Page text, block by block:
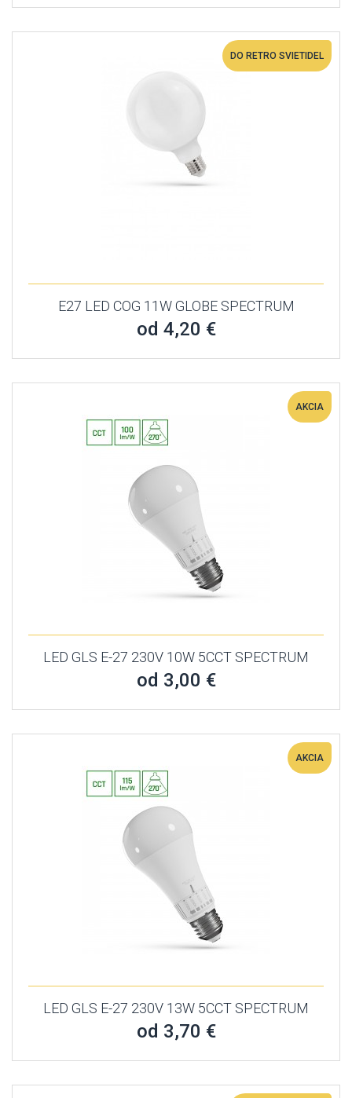
DO RETRO SVIETIDEL
E27 LED COG 11W GLOBE SPECTRUM
od 4,20 €
AKCIA
LED GLS E-27 230V 10W 5CCT SPECTRUM
od 3,00 €
AKCIA
LED GLS E-27 230V 13W 5CCT SPECTRUM
od 3,70 €